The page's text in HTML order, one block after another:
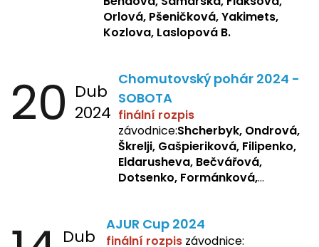
Orlová, Pšeničková, Yakimets,
Kozlova, Laslopová B.
20 Dub
2024
Chomutovský pohár 2024 -
SOBOTA
finální rozpis
závodnice:Shcherbyk, Ondrová,
Škrelji, Gašpieriková, Filipenko,
Eldarusheva, Bečvářová,
Dotsenko, Formánková,
Žbánková, Sochorová
Dub
AJUR Cup 2024
finální rozpis závodnice: